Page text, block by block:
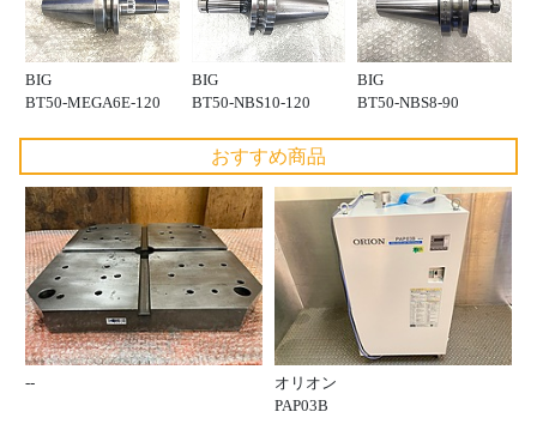
BIG
BT50-MEGA6E-120
BIG
BT50-NBS10-120
BIG
BT50-NBS8-90
おすすめ商品
--
オリオン
PAP03B